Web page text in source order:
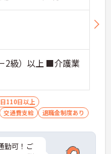
2級）以上 ■介護業
110日以上
交通費支給 退職金制度あり
勤可！ご